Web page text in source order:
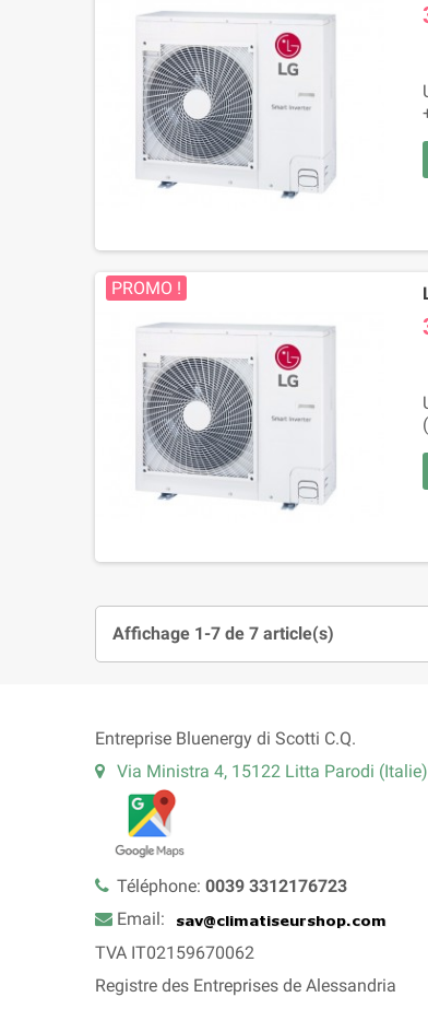
PROMO !
Affichage 1-7 de 7 article(s)
Entreprise Bluenergy di Scotti C.Q.
Via Ministra 4, 15122 Litta Parodi (Italie)
Téléphone: 0039 3312176723
Email:
TVA IT02159670062
Registre des Entreprises de Alessandria